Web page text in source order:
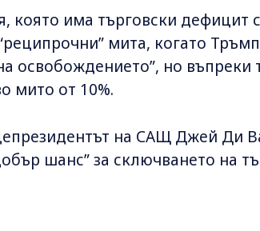
която има търговски
мита, когато
освобождението”, но
мито от 10%.
на САЩ Джей Ди
шанс” за сключването на